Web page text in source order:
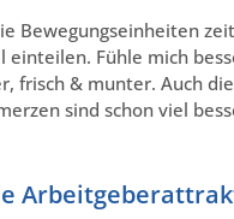
Bewegungseinheiten
einteilen. Fühle mich
frisch & munter. Auch die
sind schon viel